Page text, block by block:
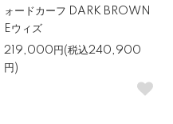
ォードカーフ DARK BROWN
Eウィズ
219,000円(税込240,900
円)